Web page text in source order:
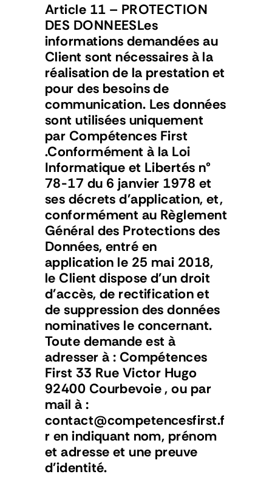
Article 11 – PROTECTION
DES DONNEESLes
informations demandées au
Client sont nécessaires à la
réalisation de la prestation et
pour des besoins de
communication. Les données
sont utilisées uniquement
par Compétences First
.Conformément à la Loi
Informatique et Libertés n°
78-17 du 6 janvier 1978 et
ses décrets d'application, et,
conformément au Règlement
Général des Protections des
Données, entré en
application le 25 mai 2018,
le Client dispose d'un droit
d'accès, de rectification et
de suppression des données
nominatives le concernant.
Toute demande est à
adresser à : Compétences
First 33 Rue Victor Hugo
92400 Courbevoie , ou par
mail à :
contact@competencesfirst.f
r en indiquant nom, prénom
et adresse et une preuve
d'identité.